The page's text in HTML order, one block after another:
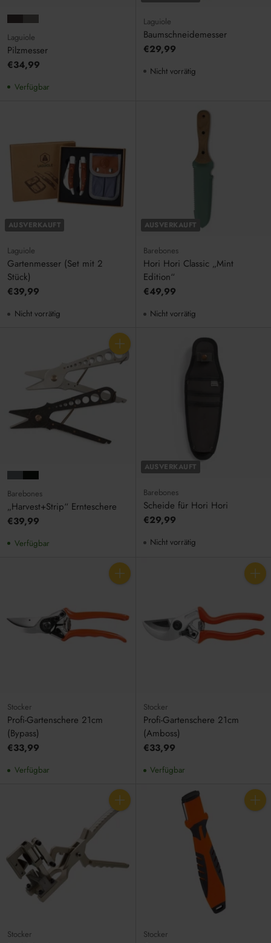
Laguiole
Pilzmesser
€34,99
Verfügbar
Laguiole
Baumschneidemesser
€29,99
Nicht vorrätig
AUSVERKAUFT
Laguiole
Gartenmesser (Set mit 2
Stück)
€39,99
Nicht vorrätig
AUSVERKAUFT
Barebones
Hori Hori Classic „Mint
Edition“
€49,99
Nicht vorrätig
Anzahl
Barebones
„Harvest+Strip“ Ernteschere
€39,99
Verfügbar
AUSVERKAUFT
Barebones
Scheide für Hori Hori
€29,99
Nicht vorrätig
Anzahl
Stocker
Profi-Gartenschere 21cm
(Bypass)
€33,99
Verfügbar
Anzahl
Stocker
Profi-Gartenschere 21cm
(Amboss)
€33,99
Verfügbar
Anzahl
Stocker
Anzahl
Stocker